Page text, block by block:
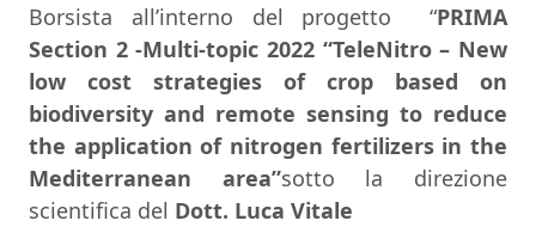
Borsista all’interno del progetto “PRIMA
Section 2 -Multi-topic 2022 “TeleNitro – New
low cost strategies of crop based on
biodiversity and remote sensing to reduce
the application of nitrogen fertilizers in the
Mediterranean area”sotto la direzione
scientifica del Dott. Luca Vitale